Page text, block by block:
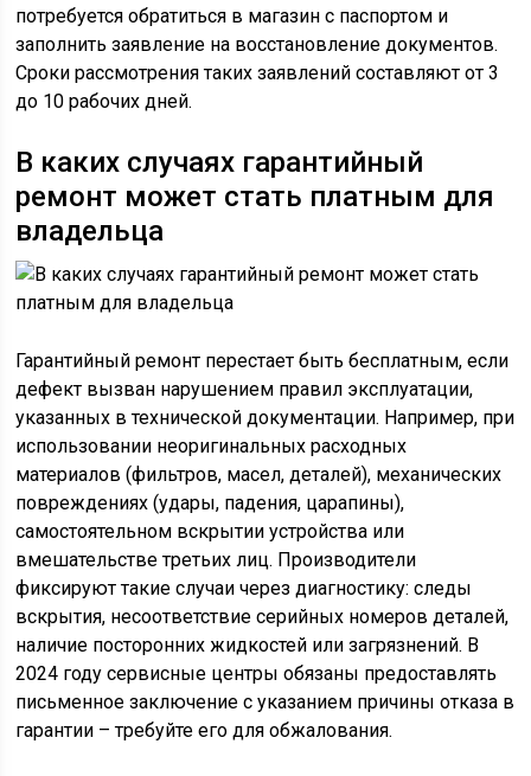
потребуется обратиться в магазин с паспортом и
заполнить заявление на восстановление документов.
Сроки рассмотрения таких заявлений составляют от 3
до 10 рабочих дней.
В каких случаях гарантийный
ремонт может стать платным для
владельца
Гарантийный ремонт перестает быть бесплатным, если
дефект вызван нарушением правил эксплуатации,
указанных в технической документации. Например, при
использовании неоригинальных расходных
материалов (фильтров, масел, деталей), механических
повреждениях (удары, падения, царапины),
самостоятельном вскрытии устройства или
вмешательстве третьих лиц. Производители
фиксируют такие случаи через диагностику: следы
вскрытия, несоответствие серийных номеров деталей,
наличие посторонних жидкостей или загрязнений. В
2024 году сервисные центры обязаны предоставлять
письменное заключение с указанием причины отказа в
гарантии – требуйте его для обжалования.